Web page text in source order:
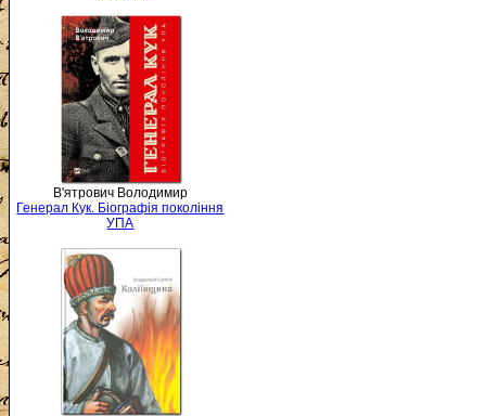
В'ятрович Володимир
Генерал Кук. Біографія покоління
УПА